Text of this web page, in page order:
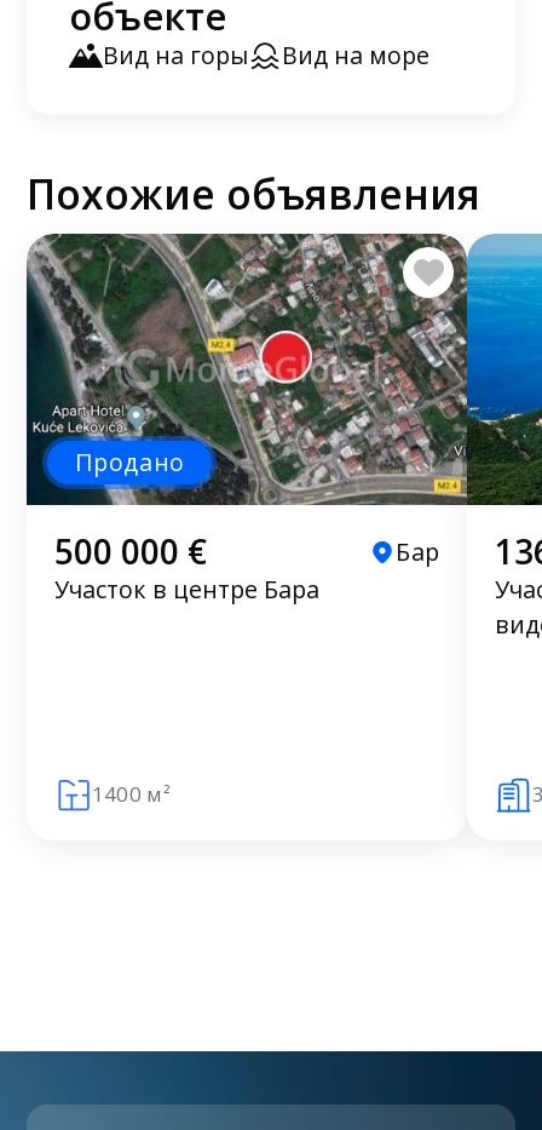
объекте
Вид на горы Вид на море
Похожие объявления
Продано
500 000 €
Бар
Участок в центре Бара
1400 м²